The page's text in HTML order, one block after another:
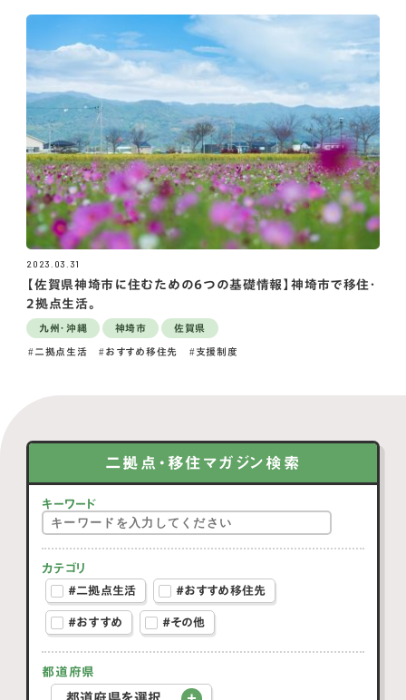
2023.03.31
【佐賀県神埼市に住むための6つの基礎情報】神埼市で移住・
2拠点生活。
九州・沖縄 神埼市 佐賀県
二拠点生活 おすすめ移住先 支援制度
二拠点・移住マガジン検索
キーワード
カテゴリ
#二拠点生活
#おすすめ移住先
#おすすめ #その他
都道府県